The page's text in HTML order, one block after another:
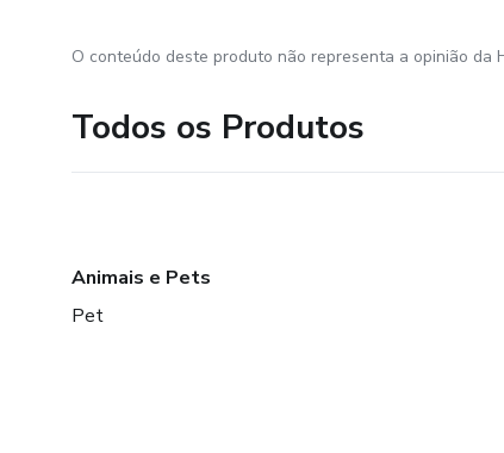
O conteúdo deste produto não representa a opinião da
Todos os Produtos
Animais e Pets
Pet